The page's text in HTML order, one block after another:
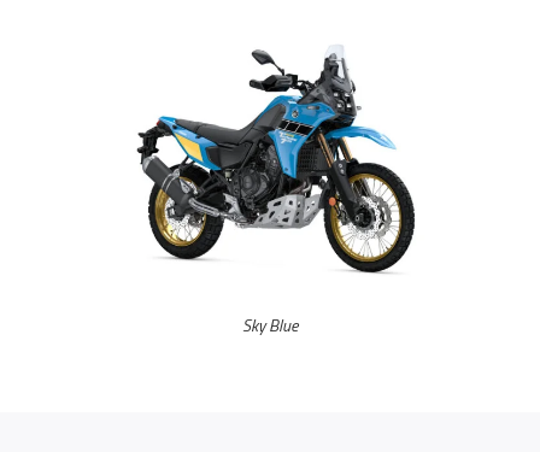
Sky Blue